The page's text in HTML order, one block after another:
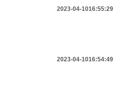
2023-04-1016:55:29
2023-04-1016:54:49